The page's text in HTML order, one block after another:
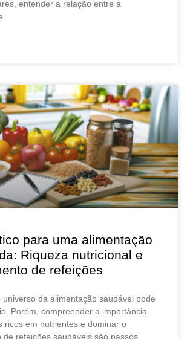
entender a relação entre a
para uma alimentação
Riqueza nutricional e
de refeições
universo da alimentação saudável pode
Porém, compreender a importância
ricos em nutrientes e dominar o
de refeições saudáveis são passos